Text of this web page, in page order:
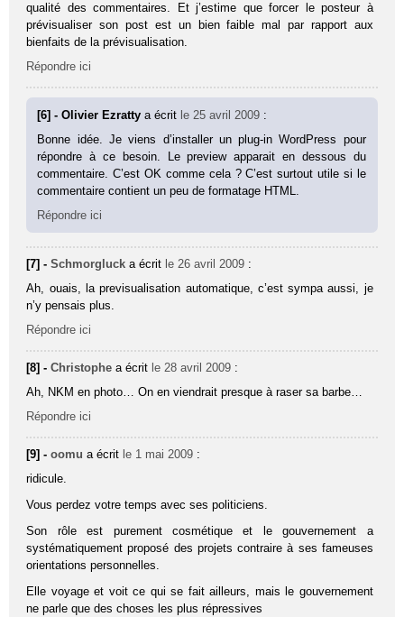
qualité des commentaires. Et j’estime que forcer le posteur à
prévisualiser son post est un bien faible mal par rapport aux
bienfaits de la prévisualisation.
Répondre ici
[6] - Olivier Ezrattya écrit le 25 avril 2009 :
Bonne idée. Je viens d’installer un plug-in WordPress pour
répondre à ce besoin. Le preview apparait en dessous du
commentaire. C’est OK comme cela ? C’est surtout utile si le
commentaire contient un peu de formatage HTML.
Répondre ici
[7] -Schmorgluck a écrit le 26 avril 2009 :
Ah, ouais, la previsualisation automatique, c’est sympa aussi, je
n’y pensais plus.
Répondre ici
[8] -Christophe a écrit le 28 avril 2009 :
Ah, NKM en photo… On en viendrait presque à raser sa barbe…
Répondre ici
[9] -oomu a écrit le 1 mai 2009 :
ridicule.
Vous perdez votre temps avec ses politiciens.
Son rôle est purement cosmétique et le gouvernement a
systématiquement proposé des projets contraire à ses fameuses
orientations personnelles.
Elle voyage et voit ce qui se fait ailleurs, mais le gouvernement
ne parle que des choses les plus répressives